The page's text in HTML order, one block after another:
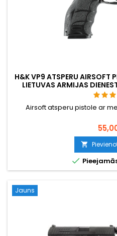
H&K VP9 ATSPERU AIRSOFT
LIETUVAS ARMIJAS
Airsoft atsperu pistole ar


Jauns